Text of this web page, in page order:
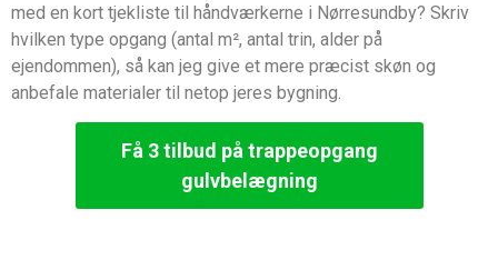
med en kort tjekliste til håndværkerne i Nørresundby? Skriv
hvilken type opgang (antal m², antal trin, alder på
ejendommen), så kan jeg give et mere præcist skøn og
anbefale materialer til netop jeres bygning.
Få 3 tilbud på trappeopgang
gulvbelægning